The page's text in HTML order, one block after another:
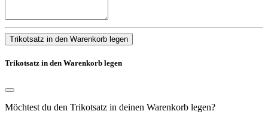
Trikotsatz in den Warenkorb legen
Trikotsatz in den Warenkorb legen
Möchtest du den Trikotsatz in deinen Warenkorb legen?